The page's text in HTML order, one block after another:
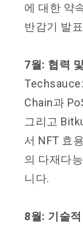
에 대한 약
반감기 발
7월: 협력
Techsauce
Chain과
그리고
서 NFT 효
의 다재다
니다.
8월: 기술